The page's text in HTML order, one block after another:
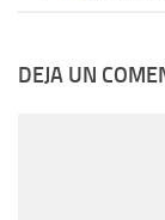
DEJA UN